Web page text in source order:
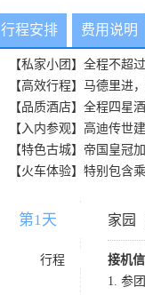
行程安排 费用说明
【私家小团】全程不超
【高效行程】马德里进
【品质酒店】全程四星
【入内参观】高迪传世
【特色古城】帝国皇冠
【火车体验】特别包含
第1天 家园
行程
接机信
1. 参